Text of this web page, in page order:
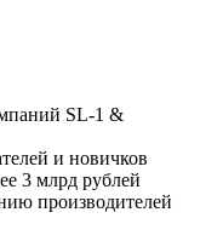
SL-1 &
и новичков
3 млрд рублей
производителей